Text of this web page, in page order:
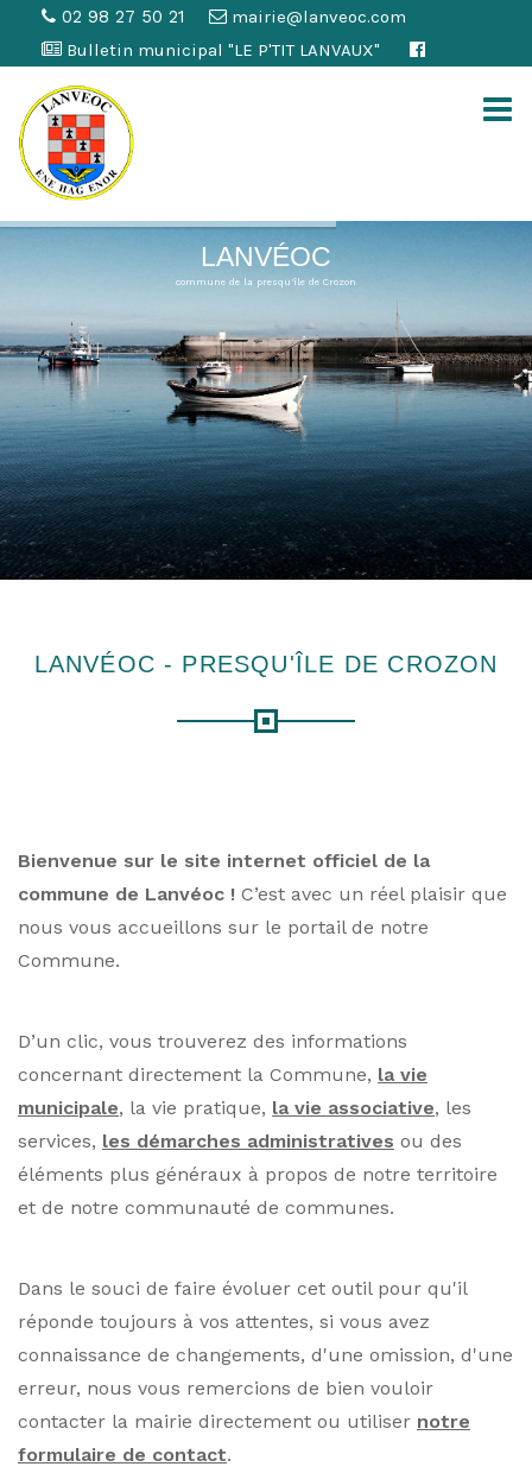
02 98 27 50 21
mairie@lanveoc.com
Bulletin municipal "LE P'TIT LANVAUX"
LANVÉOC
commune de la presqu'île de Crozon
LANVÉOC - PRESQU'ÎLE DE CROZON
Bienvenue sur le site internet officiel de la
commune de Lanvéoc ! C’est avec un réel plaisir que
nous vous accueillons sur le portail de notre
Commune.
D’un clic, vous trouverez des informations
concernant directement la Commune, la vie
municipale, la vie pratique, la vie associative, les
services, les démarches administratives ou des
éléments plus généraux à propos de notre territoire
et de notre communauté de communes.
Dans le souci de faire évoluer cet outil pour qu'il
réponde toujours à vos attentes, si vous avez
connaissance de changements, d'une omission, d'une
erreur, nous vous remercions de bien vouloir
contacter la mairie directement ou utiliser notre
formulaire de contact.